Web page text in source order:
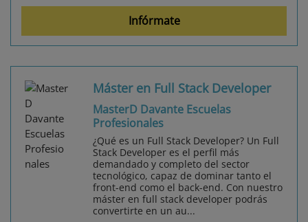
Infórmate
Máster en Full Stack Developer
MasterD Davante Escuelas
Profesionales
¿Qué es un Full Stack Developer? Un Full
Stack Developer es el perfil más
demandado y completo del sector
tecnológico, capaz de dominar tanto el
front-end como el back-end. Con nuestro
máster en full stack developer podrás
convertirte en un au...